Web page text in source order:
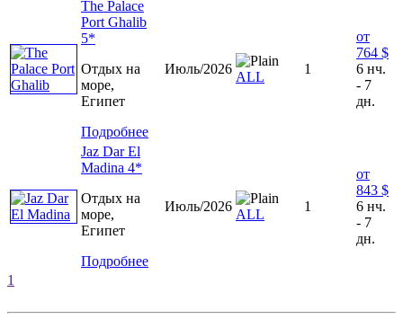
The Palace
Port Ghalib
5*
Отдых на
море,
Египет
Подробнее
Июль/2026
ALL
1
от
764 $
6 нч.
- 7
дн.
Jaz Dar El
Madina 4*
Отдых на
море,
Египет
Подробнее
Июль/2026
ALL
1
от
843 $
6 нч.
- 7
дн.
1